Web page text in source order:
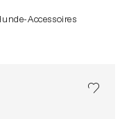
Accessoires